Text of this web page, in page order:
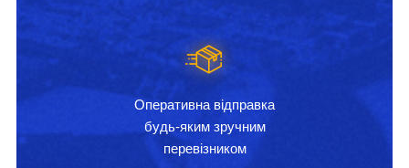
Оперативна відправка
будь-яким зручним
перевізником